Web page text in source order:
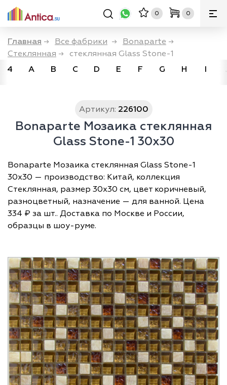
0 0
Главная → Все фабрики → Bonaparte →
Стеклянная →
стеклянная Glass Stone-1
4
A B C D E F G H I
Артикул: 226100
Bonaparte Мозаика стеклянная
Glass Stone-1 30x30
Bonaparte Мозаика стеклянная Glass Stone-1
30x30 — производство: Китай, коллекция
Стеклянная, размер 30х30 см, цвет коричневый,
разноцветный, назначение — для ванной. Цена
334 ₽ за шт.. Доставка по Москве и России,
образцы в шоу-руме.